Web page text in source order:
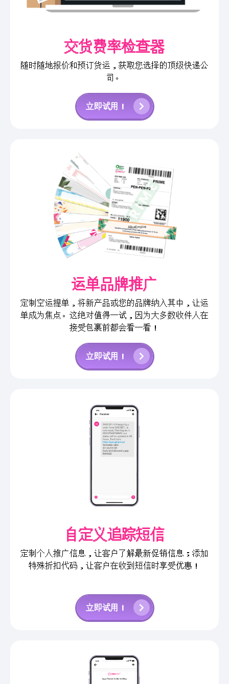
交货费率检查器
随时随地报价和预订货运，获取您选择的顶级快递公
司。
立即试用！
运单品牌推广
定制空运提单，将新产品或您的品牌纳入其中，让运
单成为焦点。这绝对值得一试，因为大多数收件人在
接受包裹前都会看一看！
立即试用！
自定义追踪短信
定制个人推广信息，让客户了解最新促销信息；添加
特殊折扣代码，让客户在收到短信时享受优惠！
立即试用！